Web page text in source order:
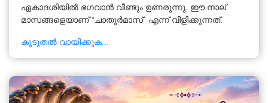
ഏകാദശിയിൽ ഭഗവാൻ വീണ്ടും ഉണരുന്നു. ഈ നാല്
മാസങ്ങളെയാണ് “ചാതുർമാസ്” എന്ന് വിളിക്കുന്നത്.
കൂടുതൽ വായിക്കുക...